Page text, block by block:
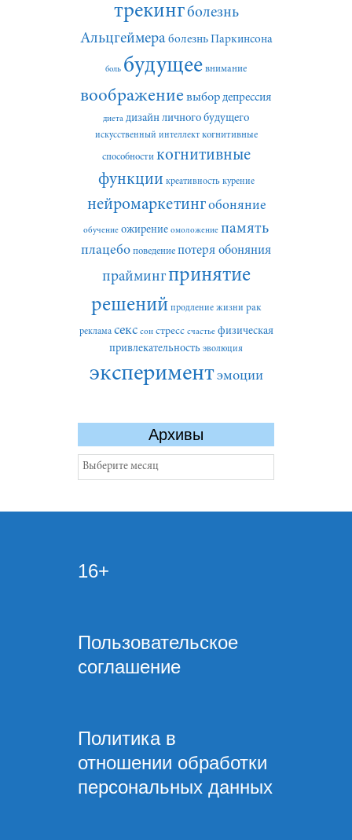
трекингболезнь
Альцгеймера болезнь Паркинсона
боль будущее внимание
воображение выбор депрессия
диета дизайн личного будущего
искусственный интеллект когнитивные
способности когнитивные
функции креативность курение
нейромаркетингобоняние
обучение ожирение омоложение память
плацебо поведение потеря обоняния
праймингпринятие
решений продление жизни рак
реклама секс сон стресс счастье физическая
привлекательность эволюция
экспериментэмоции
Архивы
Архивы
16+
Пользовательское
соглашение
Политика в
отношении обработки
персональных данных